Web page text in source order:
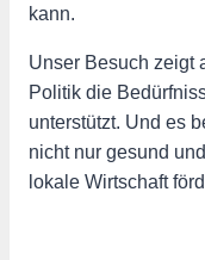
kann.
Unser Besuch zeigt
Politik die
unterstützt. Und es
nicht nur gesund
lokale Wirtschaft